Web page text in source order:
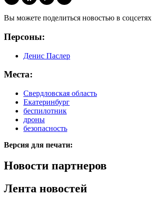
Вы можете поделиться новостью в соцсетях
Персоны:
Денис Паслер
Места:
Свердловская область
Екатеринбург
беспилотник
дроны
безопасность
Версия для печати:
Новости партнеров
Лента новостей